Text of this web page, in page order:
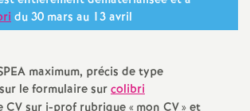
g
n
du 30 mars au 13 avril
maximum, précis de type
le formulaire surcolibri